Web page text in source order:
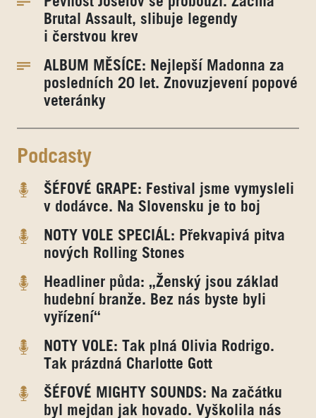
Brutal Assault, slibuje legendy
i čerstvou krev
ALBUM MĚSÍCE: Nejlepší Madonna za
posledních 20 let. Znovuzjevení popové
veteránky
Podcasty
ŠÉFOVÉ GRAPE: Festival jsme vymysleli
v dodávce. Na Slovensku je to boj
NOTY VOLE SPECIÁL: Překvapivá pitva
nových Rolling Stones
Headliner půda: „Ženský jsou základ
hudební branže. Bez nás byste byli
vyřízení“
NOTY VOLE: Tak plná Olivia Rodrigo.
Tak prázdná Charlotte Gott
ŠÉFOVÉ MIGHTY SOUNDS: Na začátku
byl mejdan jak hovado. Vyškolila nás